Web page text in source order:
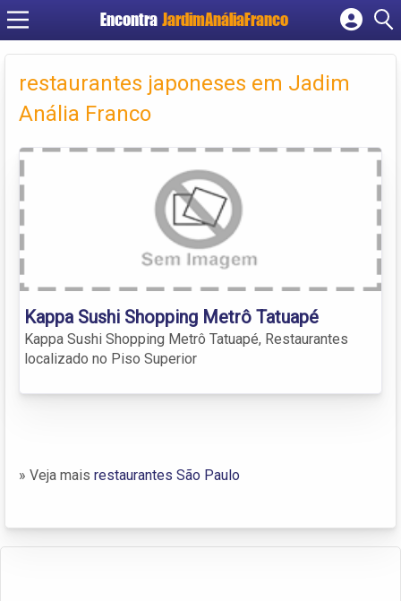
Encontra JardimAnáliaFranco
Cadastrar empresa
Criar conta
restaurantes japoneses em Jadim
Anália Franco
Kappa Sushi Shopping Metrô Tatuapé
Kappa Sushi Shopping Metrô Tatuapé, Restaurantes
localizado no Piso Superior
» Veja mais restaurantes São Paulo